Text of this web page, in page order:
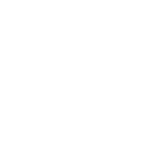
※ベッドフレームとマットレ
の誤差がある場合がござい
※商品の色味に関してまして